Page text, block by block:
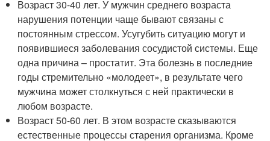
Возраст 30-40 лет. У мужчин среднего возраста
нарушения потенции чаще бывают связаны с
постоянным стрессом. Усугубить ситуацию могут и
появившиеся заболевания сосудистой системы. Еще
одна причина – простатит. Эта болезнь в последние
годы стремительно «молодеет», в результате чего
мужчина может столкнуться с ней практически в
любом возрасте.
Возраст 50-60 лет. В этом возрасте сказываются
естественные процессы старения организма. Кроме